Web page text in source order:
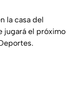
la casa del
jugará el próximo